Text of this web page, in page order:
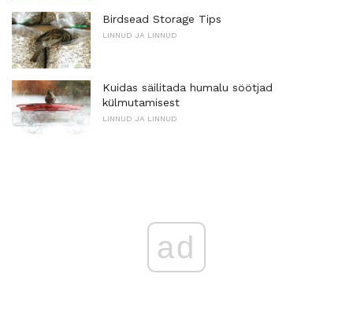
Birdsead Storage Tips
LINNUD JA LINNUD
Kuidas säilitada humalu söötjad
külmutamisest
LINNUD JA LINNUD
ad